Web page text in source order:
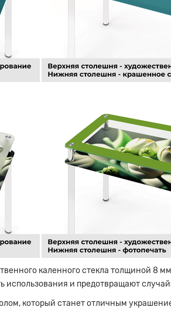
каленного стекла толщиной 8
использования и предотвращают
который станет отличным